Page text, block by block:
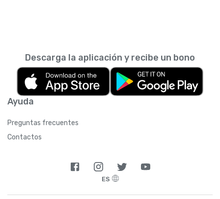
Ayuda
Preguntas frecuentes
Contactos
Descarga la aplicación y recibe un bono
ES